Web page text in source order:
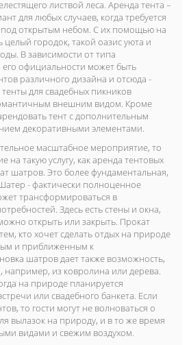
листвой леса. Аренда тента –
для любых случаев, когда требуется
открытым небом. С их помощью на
городок, такой оазис уюта и
В зависимости от типа
официальности может быть
различного дизайна и отсюда -
для свадебных пикников
внешним видом. Кроме
тент с дополнительным
декоративными элементами.
масштабное мероприятие, то
на такую услугу, как аренда тентовых
шатров. Это более фундаментальная,
- фактически полноценное
трансформироваться в
Здесь есть стены и окна,
открыть или закрыть. Прокат
кто хочет сделать отдых на природе
и приближенным к
шатров дает также возможность,
например, из ковролина или дерева.
на природе планируется
или свадебного банкета. Если
то гости могут не волноваться о
вылазок на природу, и в то же время
видами и свежим воздухом.